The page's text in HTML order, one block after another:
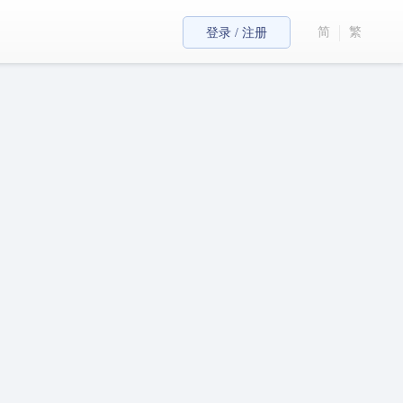
登录 / 注册 简 繁